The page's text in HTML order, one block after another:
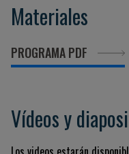
Materiales
PROGRAMA PDF
Vídeos y